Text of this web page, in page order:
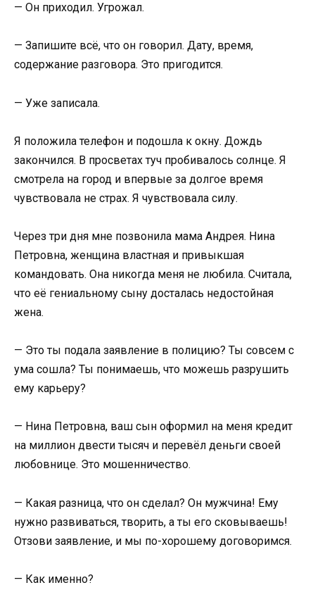
— Он приходил. Угрожал.
— Запишите всё, что он говорил. Дату, время,
содержание разговора. Это пригодится.
— Уже записала.
Я положила телефон и подошла к окну. Дождь
закончился. В просветах туч пробивалось солнце. Я
смотрела на город и впервые за долгое время
чувствовала не страх. Я чувствовала силу.
Через три дня мне позвонила мама Андрея. Нина
Петровна, женщина властная и привыкшая
командовать. Она никогда меня не любила. Считала,
что её гениальному сыну досталась недостойная
жена.
— Это ты подала заявление в полицию? Ты совсем с
ума сошла? Ты понимаешь, что можешь разрушить
ему карьеру?
— Нина Петровна, ваш сын оформил на меня кредит
на миллион двести тысяч и перевёл деньги своей
любовнице. Это мошенничество.
— Какая разница, что он сделал? Он мужчина! Ему
нужно развиваться, творить, а ты его сковываешь!
Отзови заявление, и мы по-хорошему договоримся.
— Как именно?